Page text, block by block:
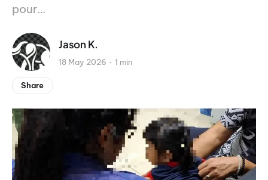
pour…
Jason K.
18 May 2026 1 min
Share